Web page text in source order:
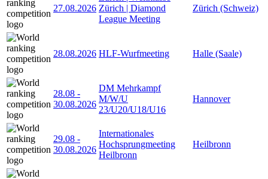
27.08.2026 Zürich | Diamond
League Meeting
Zürich (Schweiz)
28.08.2026 HLF-Wurfmeeting Halle (Saale)
28.08 -
30.08.2026
DM Mehrkampf
M/W/U
23/U20/U18/U16
Hannover
29.08 -
30.08.2026
Internationales
Hochsprungmeeting
Heilbronn
Heilbronn